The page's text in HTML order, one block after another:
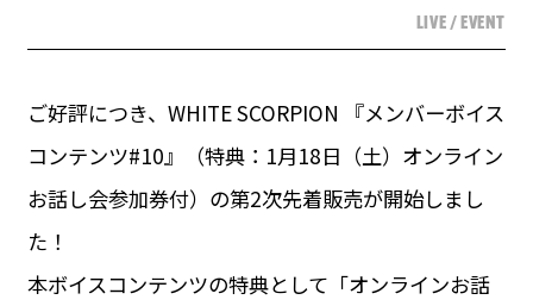
LIVE / EVENT
ご好評につき、WHITE SCORPION 『メンバーボイス
コンテンツ#10』（特典：1月18日（土）オンライン
お話し会参加券付）の第2次先着販売が開始しまし
た！
本ボイスコンテンツの特典として「オンラインお話